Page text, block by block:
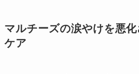
マルチーズの涙やけを悪
ケア